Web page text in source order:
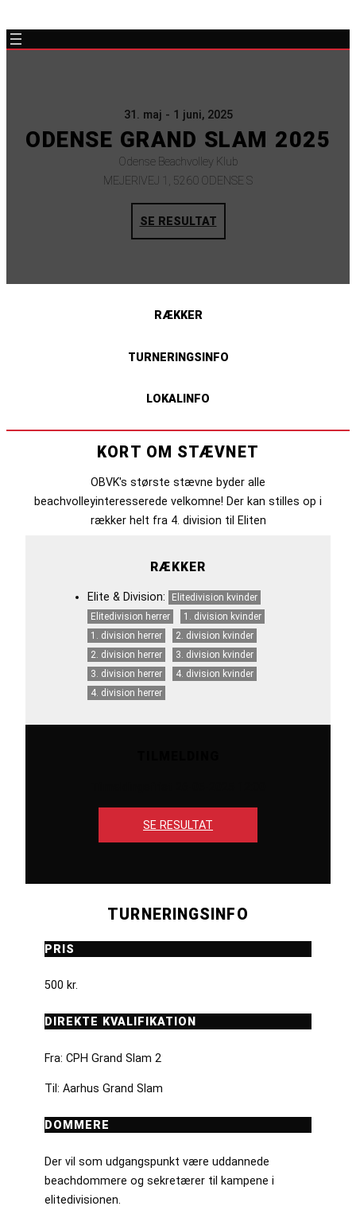
31. maj - 1 juni, 2025
ODENSE GRAND SLAM 2025
Odense Beachvolley Klub
MEJERIVEJ 1, 5260 ODENSE S
SE RESULTAT
RÆKKER
TURNERINGSINFO
LOKALINFO
KORT OM STÆVNET
OBVK's største stævne byder alle
beachvolleyinteresserede velkomne! Der kan stilles op i
rækker helt fra 4. division til Eliten
RÆKKER
Elite & Division:
Elitedivision kvinder
Elitedivision herrer
1. division kvinder
1. division herrer
2. division kvinder
2. division herrer
3. division kvinder
3. division herrer
4. division kvinder
4. division herrer
SE RESULTAT
TURNERINGSINFO
PRIS
500 kr.
DIREKTE KVALIFIKATION
Fra: CPH Grand Slam 2
Til: Aarhus Grand Slam
DOMMERE
Der vil som udgangspunkt være uddannede
beachdommere og sekretærer til kampene i
elitedivisionen.